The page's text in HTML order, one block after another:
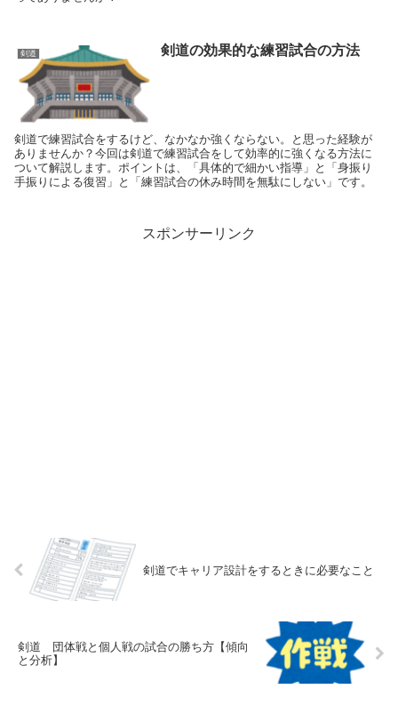
剣道 剣道の効果的な練習試合の方法
剣道で練習試合をするけど、なかなか強くならない。と思った経験が
ありませんか？今回は剣道で練習試合をして効率的に強くなる方法に
ついて解説します。ポイントは、「具体的で細かい指導」と「身振り
手振りによる復習」と「練習試合の休み時間を無駄にしない」です。
スポンサーリンク
剣道でキャリア設計をするときに必要なこと
剣道 団体戦と個人戦の試合の勝ち方【傾向
と分析】